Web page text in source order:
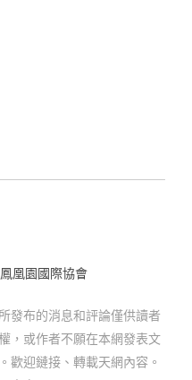
凰園國際協會
發布的消息和評論僅供讀者
，或作者不願在本網發表文
。歡迎鏈接、轉載天網內容。